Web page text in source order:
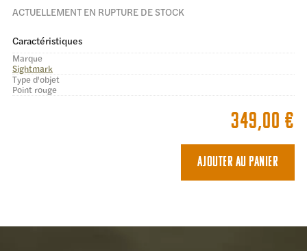
ACTUELLEMENT EN RUPTURE DE STOCK
Caractéristiques
Marque
Sightmark
Type d'objet
Point rouge
349,00€
Ajouter au panier